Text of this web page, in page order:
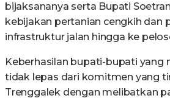
bijaksananya serta Bupati
kebijakan pertanian cengkih dan
infrastruktur jalan hingga ke
Keberhasilan bupati-bupati yang
tidak lepas dari komitmen yang
Trenggalek dengan melibatkan